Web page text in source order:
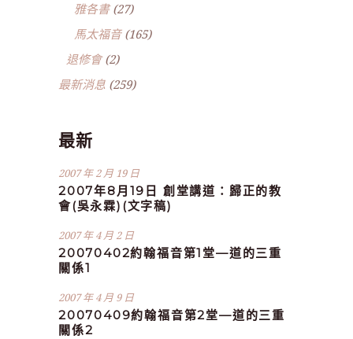
雅各書(27)
馬太福音(165)
退修會(2)
最新消息 (259)
最新
2007 年 2 月 19 日
2007年8月19日 創堂講道：歸正的教
會(吳永霖)(文字稿)
2007 年 4 月 2 日
20070402約翰福音第1堂—道的三重
關係1
2007 年 4 月 9 日
20070409約翰福音第2堂—道的三重
關係2